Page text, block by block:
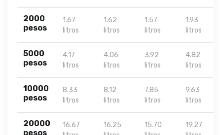
2000
pesos
1.67
litros
1.62
litros
1.57
litros
1.93
litros
5000
pesos
4.17
litros
4.06
litros
3.92
litros
4.82
litros
10000
pesos
8.33
litros
8.12
litros
7.85
litros
9.63
litros
20000
pesos
16.67
16.25
15.70
19.27